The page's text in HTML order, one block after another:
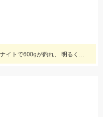
夜明け前からダイワのハッスルナイトで600gが釣れ、 明るくなってから、エギ王Kクラクラウッディで釣れました！